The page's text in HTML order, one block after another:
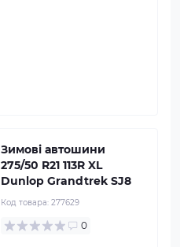
Зимові автошини
275/50 R21 113R XL
Dunlop Grandtrek SJ8
Код товара: 277629
0